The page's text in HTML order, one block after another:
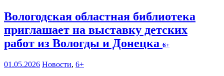
Вологодская областная библиотека
приглашает на выставку детских
работ из Вологды и Донецка 6+
01.05.2026 Новости, 6+